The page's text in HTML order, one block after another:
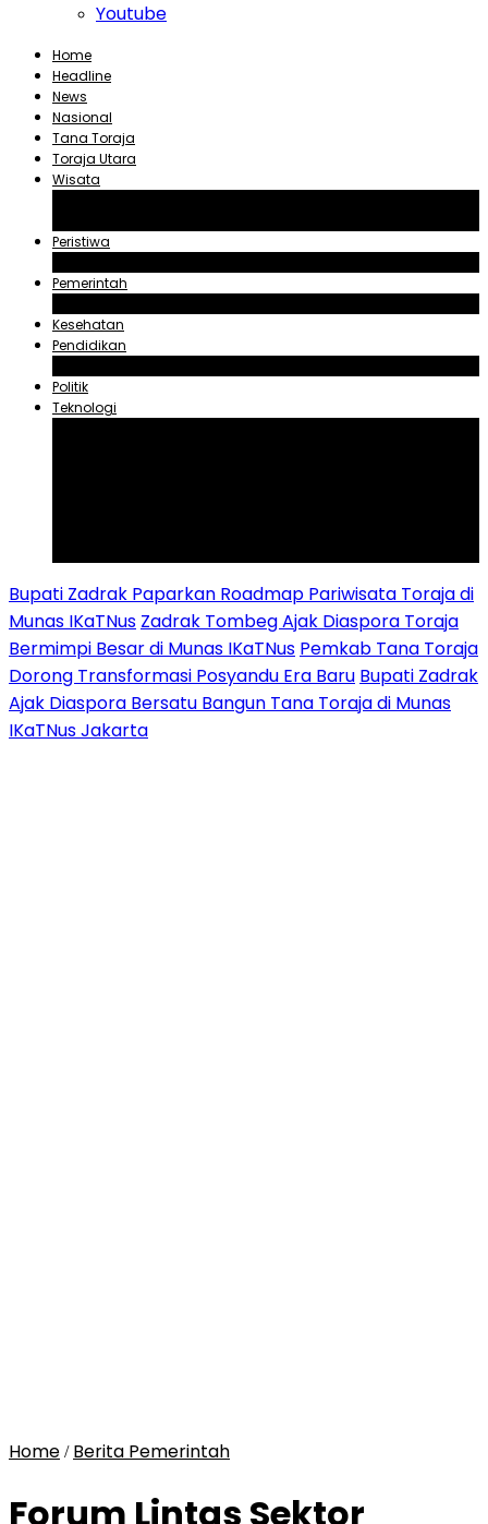
Youtube
Home
Headline
News
Nasional
Tana Toraja
Toraja Utara
Wisata
Peristiwa
Pemerintah
Kesehatan
Pendidikan
Politik
Teknologi
Bupati Zadrak Paparkan Roadmap Pariwisata Toraja di
Munas IKaTNus Zadrak Tombeg Ajak Diaspora Toraja
Bermimpi Besar di Munas IKaTNus Pemkab Tana Toraja
Dorong Transformasi Posyandu Era Baru Bupati Zadrak
Ajak Diaspora Bersatu Bangun Tana Toraja di Munas
IKaTNus Jakarta
Home / Berita Pemerintah
Forum Lintas Sektor